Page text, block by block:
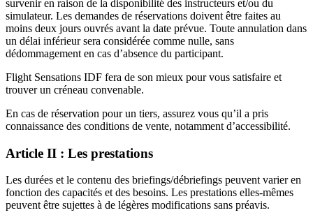
survenir en raison de la disponibilité des instructeurs et/ou du
simulateur. Les demandes de réservations doivent être faites au
moins deux jours ouvrés avant la date prévue. Toute annulation dans
un délai inférieur sera considérée comme nulle, sans
dédommagement en cas d’absence du participant.
Flight Sensations IDF fera de son mieux pour vous satisfaire et
trouver un créneau convenable.
En cas de réservation pour un tiers, assurez vous qu’il a pris
connaissance des conditions de vente, notamment d’accessibilité.
Article II : Les prestations
Les durées et le contenu des briefings/débriefings peuvent varier en
fonction des capacités et des besoins. Les prestations elles-mêmes
peuvent être sujettes à de légères modifications sans préavis.